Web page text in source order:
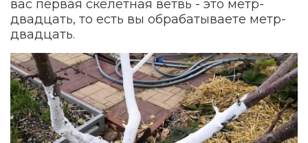
вас первая скелетная ветвь - это метр-
двадцать, то есть вы обрабатываете метр-
двадцать.